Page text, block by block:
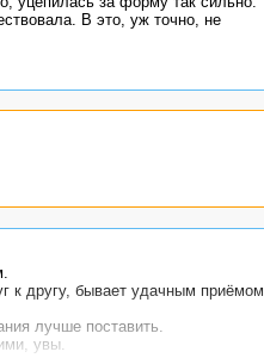
В это, уж точно, не
к другу, бывает удачным приёмом
лучше поставить.
увы.